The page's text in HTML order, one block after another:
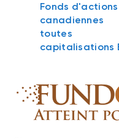
CATÉGORIES
Actions
Marché monétaire
Revenu fixe
Fonds d'actions
canadiennes
toutes
capitalisations